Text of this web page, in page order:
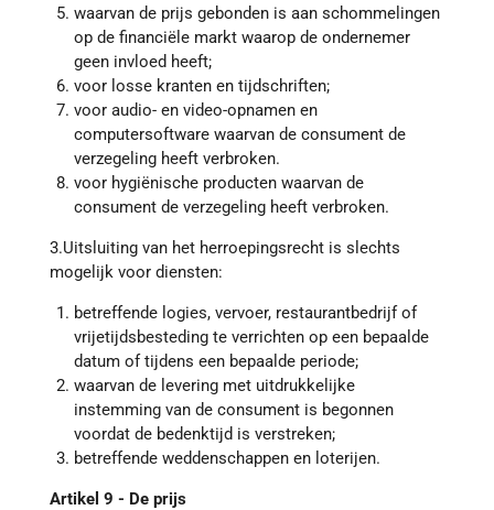
waarvan de prijs gebonden is aan schommelingen
op de financiële markt waarop de ondernemer
geen invloed heeft;
voor losse kranten en tijdschriften;
voor audio- en video-opnamen en
computersoftware waarvan de consument de
verzegeling heeft verbroken.
voor hygiënische producten waarvan de
consument de verzegeling heeft verbroken.
3.Uitsluiting van het herroepingsrecht is slechts
mogelijk voor diensten:
betreffende logies, vervoer, restaurantbedrijf of
vrijetijdsbesteding te verrichten op een bepaalde
datum of tijdens een bepaalde periode;
waarvan de levering met uitdrukkelijke
instemming van de consument is begonnen
voordat de bedenktijd is verstreken;
betreffende weddenschappen en loterijen.
Artikel 9 - De prijs